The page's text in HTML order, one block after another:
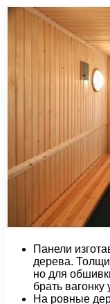
Панели
дерева.
но для
брать
На ровные